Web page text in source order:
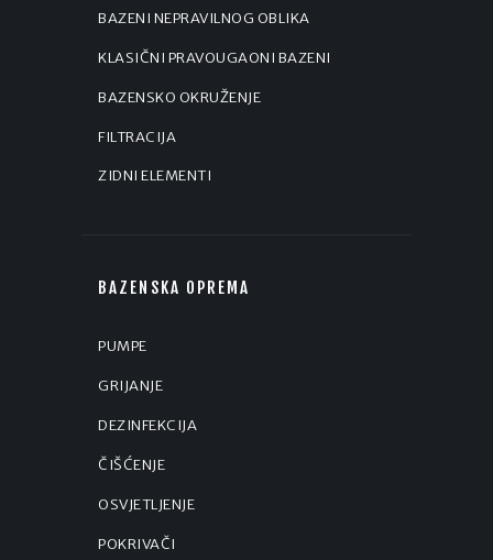
BAZENI NEPRAVILNOG OBLIKA
KLASIČNI PRAVOUGAONI BAZENI
BAZENSKO OKRUŽENJE
FILTRACIJA
ZIDNI ELEMENTI
BAZENSKA OPREMA
PUMPE
GRIJANJE
DEZINFEKCIJA
ČIŠĆENJE
OSVJETLJENJE
POKRIVAČI